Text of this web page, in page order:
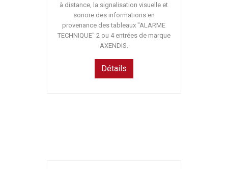
à distance, la signalisation visuelle et
sonore des informations en
provenance des tableaux "ALARME
TECHNIQUE" 2 ou 4 entrées de marque
AXENDIS.
Détails